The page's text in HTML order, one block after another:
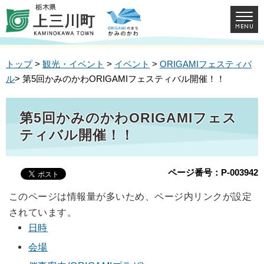
トップ> 観光・イベント > イベント > ORIGAMIフェスティバ
ル> 第5回かみのかわORIGAMIフェスティバル開催！！
第5回かみのかわORIGAMIフェス
ティバル開催！！
ページ番号：P-003942
このページは情報量が多いため、ページ内リンクが設定
されています。
日時
会場